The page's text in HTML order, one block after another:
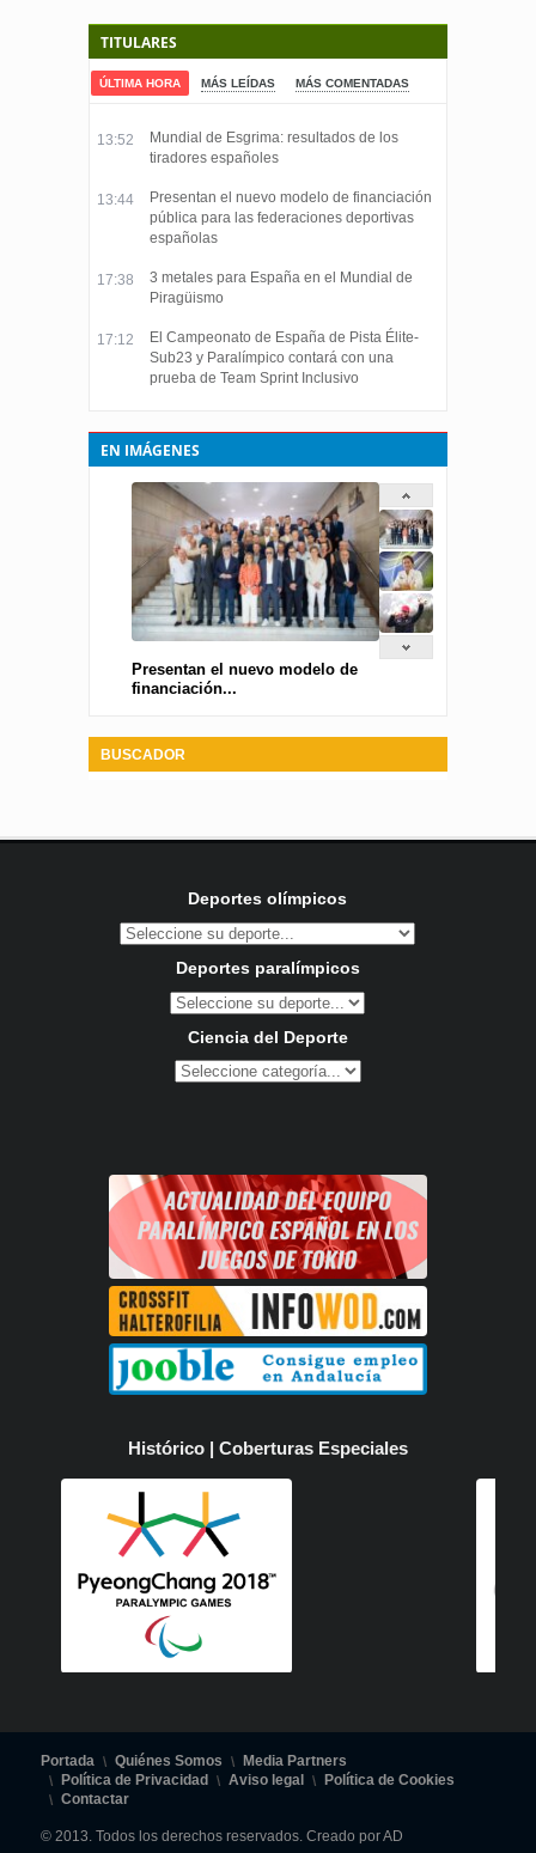
TITULARES
ÚLTIMA HORA MÁS LEÍDAS MÁS COMENTADAS
13:52
Mundial de Esgrima: resultados de los
tiradores españoles
13:44
Presentan el nuevo modelo de financiación
pública para las federaciones deportivas
españolas
17:38
3 metales para España en el Mundial de
Piragüismo
17:12
El Campeonato de España de Pista Élite-
Sub23 y Paralímpico contará con una
prueba de Team Sprint Inclusivo
EN IMÁGENES
Presentan el nuevo modelo de
financiación...
BUSCADOR
Deportes olímpicos
Deportes paralímpicos
Ciencia del Deporte
Histórico | Coberturas Especiales
Portada Quiénes Somos
Media Partners
Política de Privacidad
Aviso legal
Política de Cookies
Contactar
© 2013. Todos los derechos reservados. Creado por AD